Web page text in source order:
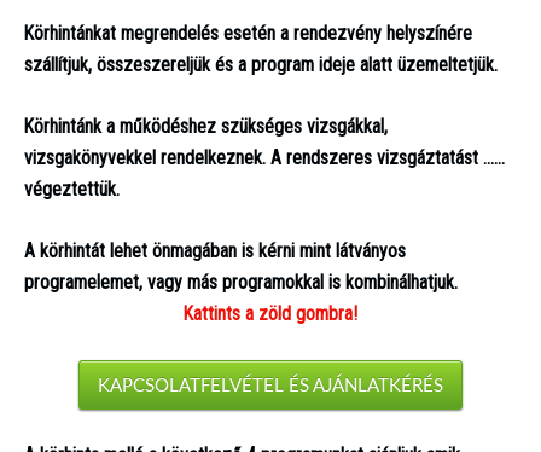
Körhintánkat megrendelés esetén a rendezvény helyszínére
szállítjuk, összeszereljük és a program ideje alatt üzemeltetjük.
Körhintánk a működéshez szükséges vizsgákkal,
vizsgakönyvekkel rendelkeznek. A rendszeres vizsgáztatást ......
végeztettük.
A körhintát lehet önmagában is kérni mint látványos
programelemet, vagy más programokkal is kombinálhatjuk.
Kattints a zöld gombra!
KAPCSOLATFELVÉTEL ÉS AJÁNLATKÉRÉS